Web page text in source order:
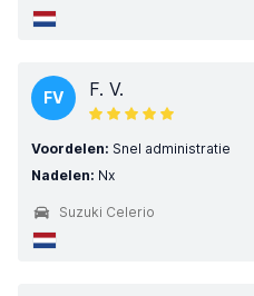
FV F. V.
Voordelen: Snel administratie
Nadelen: Nx
Suzuki Celerio